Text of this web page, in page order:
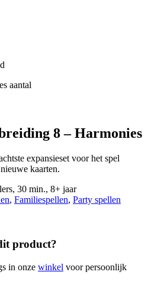
aantal
8 – Harmonies
expansieset voor het spel
kaarten.
30 min., 8+ jaar
, Familiespellen, Party spellen
product?
in onze winkel voor persoonlijk